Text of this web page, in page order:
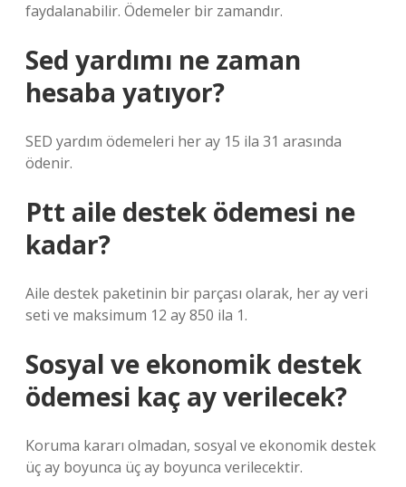
faydalanabilir. Ödemeler bir zamandır.
Sed yardımı ne zaman
hesaba yatıyor?
SED yardım ödemeleri her ay 15 ila 31 arasında
ödenir.
Ptt aile destek ödemesi ne
kadar?
Aile destek paketinin bir parçası olarak, her ay veri
seti ve maksimum 12 ay 850 ila 1.
Sosyal ve ekonomik destek
ödemesi kaç ay verilecek?
Koruma kararı olmadan, sosyal ve ekonomik destek
üç ay boyunca üç ay boyunca verilecektir.